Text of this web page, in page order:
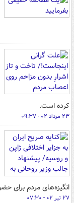
کرده است.
۲۳ مرداد ۰۲ - ۰۹:۳۷
انگیزه‌های مردم برای
۲۷ تیر ۰۲ - ۰۷:۳۰